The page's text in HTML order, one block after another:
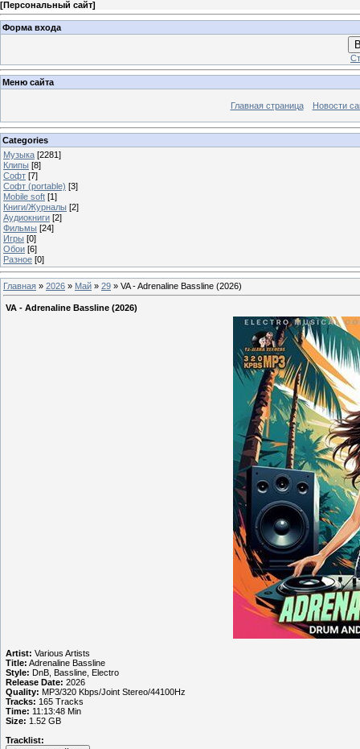
[Персональный сайт]
Форма входа
Меню сайта
Главная страница Новости
Categories
Музыка [2281]
Клипы [8]
Софт [7]
Софт (portable) [3]
Mobile soft [1]
Книги/Журналы [2]
Аудиокниги [2]
Фильмы [24]
Игры [0]
Обои [6]
Разное [0]
Главная » 2026 » Май » 29 » VA - Adrenaline Bassline (2026)
VA - Adrenaline Bassline (2026)
Artist: Various Artists
Title: Adrenaline Bassline
Style: DnB, Bassline, Electro
Release Date: 2026
Quality: MP3/320 Kbps/Joint Stereo/44100Hz
Tracks: 165 Tracks
Time: 11:13:48 Min
Size: 1.52 GB
Tracklist: